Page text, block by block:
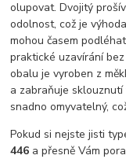
olupovat. Dvojitý
odolnost, což je
mohou časem
praktické uzavírání
obalu je vyroben z
a zabraňuje
snadno omyvatelný,
Pokud si nejste jisti
446 a přesně Vám